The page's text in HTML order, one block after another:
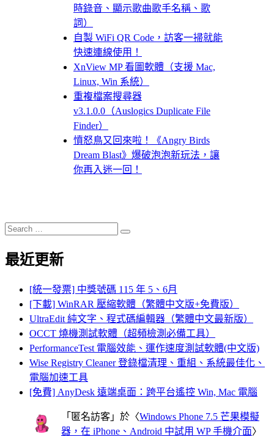
時錄音、顯示歌曲歌手名稱、歌
詞）
自製 WiFi QR Code，訪客一掃就能
快速連線使用！
XnView MP 看圖軟體（支援 Mac,
Linux, Win 系統）
重複檔案搜尋器
v3.1.0.0（Auslogics Duplicate File
Finder）
憤怒鳥又回來啦！《Angry Birds
Dream Blast》爆破泡泡新玩法，讓
你再入迷一回！
Search
for:
Search
最近更新
[統一發票] 中獎號碼 115 年 5、6月
[下載] WinRAR 壓縮軟體（繁體中文版+免費版）
UltraEdit 純文字、程式碼編輯器（繁體中文最新版）
OCCT 燒機測試軟體（超頻檢測必備工具）
PerformanceTest 電腦效能、運作速度測試軟體(中文版)
Wise Registry Cleaner 登錄檔清理、重組、系統最佳化、
電腦加速工具
[免費] AnyDesk 遠端桌面：跨平台遙控 Win, Mac 電腦
「 匿名訪客 」於〈Windows Phone 7.5 芒果模擬
器，在 iPhone、Android 中試用 WP 手機介面〉